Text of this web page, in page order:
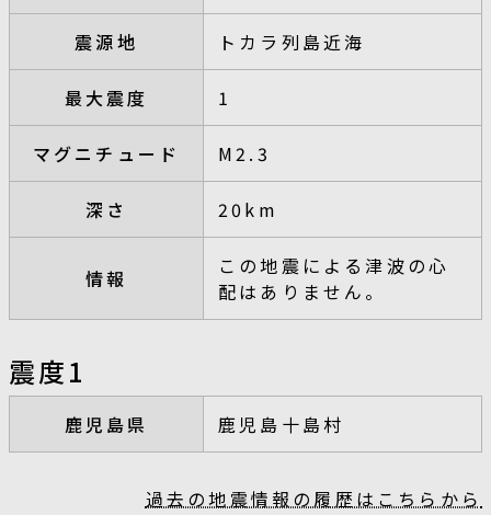
震源地 トカラ列島近海
最大震度 1
マグニチュード M2.3
深さ 20km
情報
この地震による津波の心
配はありません。
震度1
鹿児島県 鹿児島十島村
過去の地震情報の履歴はこちらから